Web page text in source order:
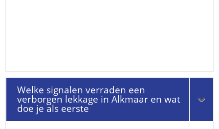
Welke signalen verraden een
verborgen lekkage in Alkmaar en wat
doe je als eerste